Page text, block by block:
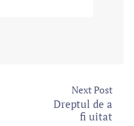
Next Post
Dreptul de a
fi uitat